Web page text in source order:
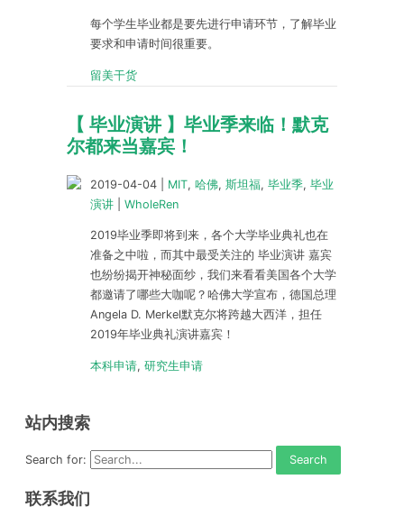
每个学生毕业都是要先进行申请环节，了解毕业
要求和申请时间很重要。
留美干货
【 毕业演讲 】毕业季来临！默克
尔都来当嘉宾！
2019-04-04 MIT, 哈佛, 斯坦福, 毕业季, 毕业
演讲
WholeRen
2019毕业季即将到来，各个大学毕业典礼也在
准备之中啦，而其中最受关注的 毕业演讲 嘉宾
也纷纷揭开神秘面纱，我们来看看美国各个大学
都邀请了哪些大咖呢？哈佛大学宣布，德国总理
Angela D. Merkel默克尔将跨越大西洋，担任
2019年毕业典礼演讲嘉宾！
本科申请, 研究生申请
站内搜索
Search for:
联系我们